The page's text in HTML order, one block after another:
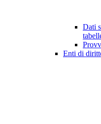
Dati
Enti di